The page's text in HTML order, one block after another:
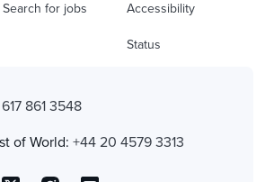
Search for jobs Accessibility
Status
617 861 3548
of World: +44 20 4579 3313